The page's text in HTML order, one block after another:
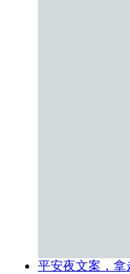
平安夜文案，拿